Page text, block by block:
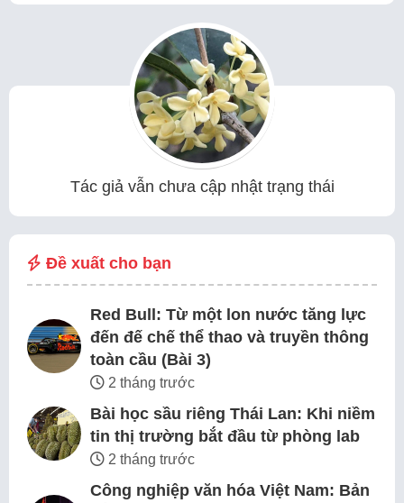
Tác giả vẫn chưa cập nhật trạng thái
Đề xuất cho bạn
Red Bull: Từ một lon nước tăng lực
đến đế chế thể thao và truyền thông
toàn cầu (Bài 3)
2 tháng trước
Bài học sầu riêng Thái Lan: Khi niềm
tin thị trường bắt đầu từ phòng lab
2 tháng trước
Công nghiệp văn hóa Việt Nam: Bản